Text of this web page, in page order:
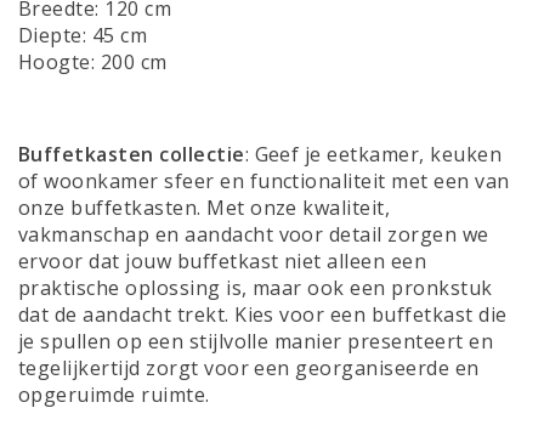
Breedte: 120 cm
Diepte: 45 cm
Hoogte: 200 cm
Buffetkasten collectie: Geef je eetkamer, keuken
of woonkamer sfeer en functionaliteit met een van
onze buffetkasten. Met onze kwaliteit,
vakmanschap en aandacht voor detail zorgen we
ervoor dat jouw buffetkast niet alleen een
praktische oplossing is, maar ook een pronkstuk
dat de aandacht trekt. Kies voor een buffetkast die
je spullen op een stijlvolle manier presenteert en
tegelijkertijd zorgt voor een georganiseerde en
opgeruimde ruimte.